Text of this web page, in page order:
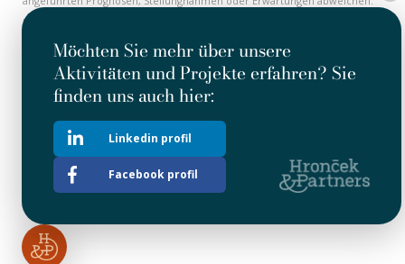
Einige Informationen auf dieser Internetseite haben einen historischen
Charakter und müssen nicht aktuell sein. Alle historischen Informationen
sind als aktuell am Datum ihrer ersten Veröffentlichung zu halten. Nichts
an dieser Internetseite kann als Herausforderung oder Investitions- oder
Diese Internetseite enthält auch Hypertext-Verlinkungen auf andere
Internetseiten. Die Gesellschaft übernimmt weder die Kontrolle, noch
die Verantwortung für beliebige Informationen oder Stellungnahmen
angeführt auf anderen Internetseiten.
Möchten Sie mehr über unsere
Aktivitäten und Projekte erfahren? Sie
finden uns auch hier:
Linkedin profil
Facebook profil